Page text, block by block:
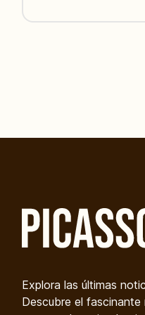
Explora las últimas
Descubre el